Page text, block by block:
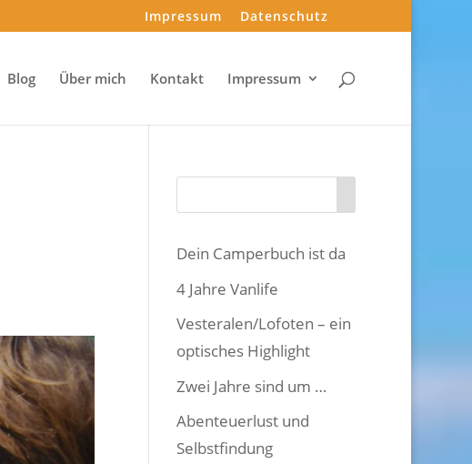
Impressum Datenschutz
Blog Über mich Kontakt Impressum
Dein Camperbuch ist da
4 Jahre Vanlife
Vesteralen/Lofoten – ein
optisches Highlight
Zwei Jahre sind um …
Abenteuerlust und
Selbstfindung